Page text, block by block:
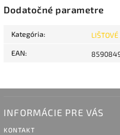
Dodatočné parametre
Kategória:
EAN:
INFORMÁCIE PRE VÁS
KONTAKT